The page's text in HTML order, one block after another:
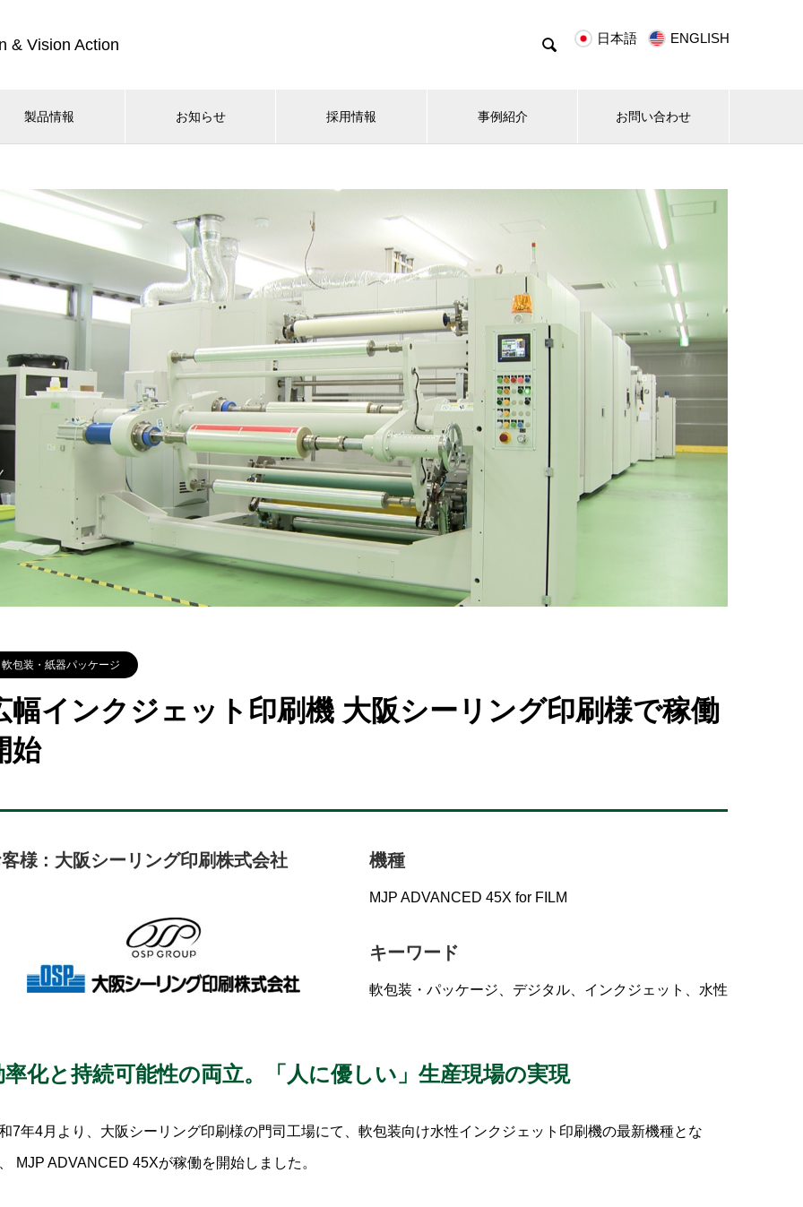
& Vision Action  日本語 ENGLISH
製品情報 お知らせ 採用情報 事例紹介 お問い合わせ
軟包装・紙器パッケージ
幅インクジェット印刷機 大阪シーリング印刷様で稼働
始
様 : 大阪シーリング印刷株式会社 機種
MJP ADVANCED 45X for FILM
キーワード
軟包装・パッケージ、デジタル、インクジェット、水性
率化と持続可能性の両立。「人に優しい」生産現場の実現
7年4月より、大阪シーリング印刷様の門司工場にて、軟包装向け水性インクジェット印刷機の最新機種とな
MJP ADVANCED 45Xが稼働を開始しました。